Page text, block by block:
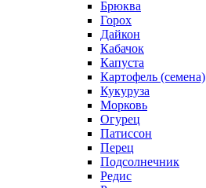
Брюква
Горох
Дайкон
Кабачок
Капуста
Картофель (семена)
Кукуруза
Морковь
Огурец
Патиссон
Перец
Подсолнечник
Редис